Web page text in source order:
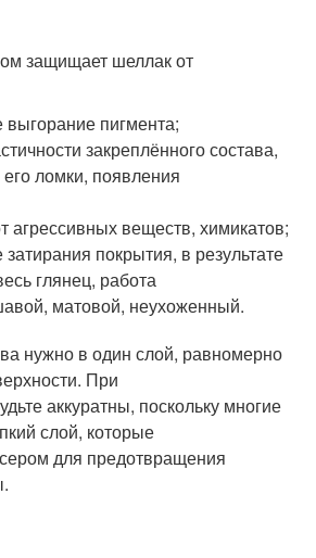
защищает шеллак от
пигмента;
закреплённого состава,
ломки, появления
агрессивных веществ, химикатов;
покрытия, в результате
глянец, работа
матовой, неухоженный.
нужно в один слой, равномерно
При
аккуратны, поскольку многие
слой, которые
для предотвращения